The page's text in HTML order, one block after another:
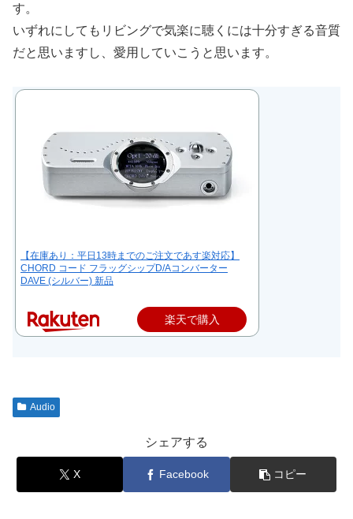
す。
いずれにしてもリビングで気楽に聴くには十分すぎる音質
だと思いますし、愛用していこうと思います。
【在庫あり：平日13時までのご注文であす楽対応】
CHORD コード フラッグシップD/Aコンバーター
DAVE (シルバー) 新品
楽天で購入
Audio
シェアする
X Facebook コピー